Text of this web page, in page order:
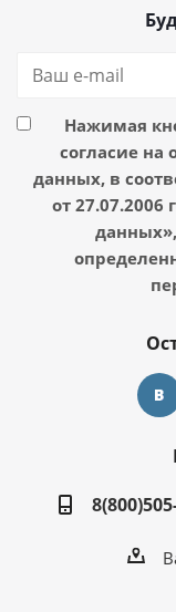
Нажимая
согласие на
данных, в
от